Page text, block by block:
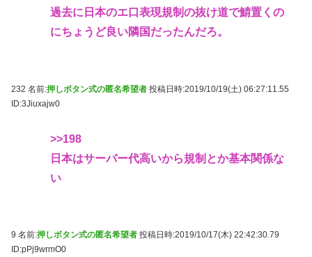
過去に日本のエ口表現規制の抜け道で鯖置くの
にちょうど良い隣国だったんだろ。
232 名前:押しボタン式の匿名希望者 投稿日時:2019/10/19(土) 06:27:11.55
ID:3Jiuxajw0
>>198
日本はサーバー代高いから規制とか基本関係な
い
9 名前:押しボタン式の匿名希望者 投稿日時:2019/10/17(木) 22:42:30.79
ID:pPj9wrmO0